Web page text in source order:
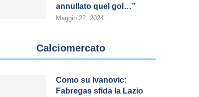
annullato quel gol…”
Maggio 22, 2024
Calciomercato
Como su Ivanovic:
Fabregas sfida la Lazio